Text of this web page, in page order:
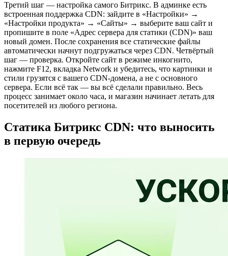
Третий шаг — настройка самого Битрикс. В админке есть
встроенная поддержка CDN: зайдите в «Настройки» →
«Настройки продукта» → «Сайты» → выберите ваш сайт и
пропишите в поле «Адрес сервера для статики (CDN)» ваш
новый домен. После сохранения все статические файлы
автоматически начнут подгружаться через CDN. Четвёртый
шаг — проверка. Откройте сайт в режиме инкогнито,
нажмите F12, вкладка Network и убедитесь, что картинки и
стили грузятся с вашего CDN-домена, а не с основного
сервера. Если всё так — вы всё сделали правильно. Весь
процесс занимает около часа, и магазин начинает летать для
посетителей из любого региона.
Статика Битрикс CDN: что выносить
в первую очередь